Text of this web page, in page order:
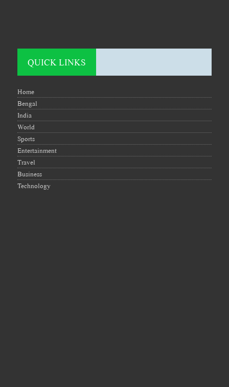
QUICK LINKS
Home
Bengal
India
World
Sports
Entertainment
Travel
Business
Technology